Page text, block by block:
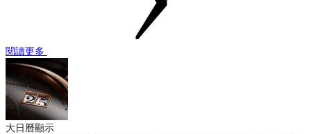
閱讀更多
大日曆顯示